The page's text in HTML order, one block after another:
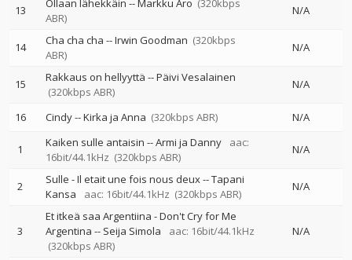
13 Ollaan lähekkäin -- Markku Aro (320kbps
ABR)
N/A
14 Cha cha cha --Irwin Goodman (320kbps
ABR)
N/A
15 Rakkaus on hellyyttä --Päivi Vesalainen
(320kbps ABR)
N/A
16 Cindy--Kirka ja Anna (320kbps ABR) N/A
1 Kaiken sulle antaisin --Armi ja Danny
aac:
16bit/44.1kHz (320kbps ABR)
N/A
2 Sulle - Il etait une fois nous deux--Tapani
Kansa
aac: 16bit/44.1kHz (320kbps ABR)
N/A
3
Et itkeä saa Argentiina - Don't Cry for Me
Argentina -- Seija Simola
aac: 16bit/44.1kHz
(320kbps ABR)
N/A